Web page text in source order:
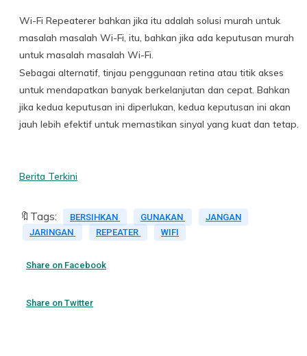
Wi-Fi Repeaterer bahkan jika itu adalah solusi murah untuk
masalah masalah Wi-Fi, itu, bahkan jika ada keputusan murah
untuk masalah masalah Wi-Fi.
Sebagai alternatif, tinjau penggunaan retina atau titik akses
untuk mendapatkan banyak berkelanjutan dan cepat. Bahkan
jika kedua keputusan ini diperlukan, kedua keputusan ini akan
jauh lebih efektif untuk memastikan sinyal yang kuat dan tetap.
Berita Terkini
🔖Tags: BERSIHKAN GUNAKAN
JANGAN
JARINGAN
REPEATER WIFI
Share on Facebook
Share on Twitter